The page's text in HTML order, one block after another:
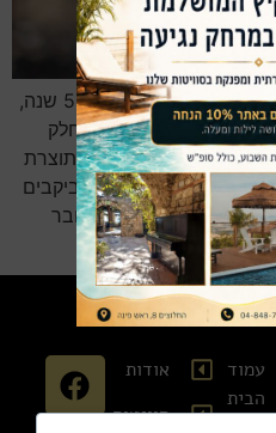
ההיסטוריה של ייצור היין באזור הזה מרתקת. לפני כ-5000 שנה,
והפיקו מהם יין. היום, חלק
בפינה בראש הינם יינות תוצרת
בכל העולם. הביקור ביקבים
שלנו מאפשר להתחבר
בארץ ישראל…
עמוד
הבית
אודות
סוויטות